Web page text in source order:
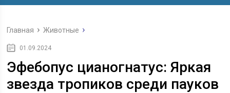
Главная Животные
01.09.2024
Эфебопус цианогнатус: Яркая
звезда тропиков среди пауков